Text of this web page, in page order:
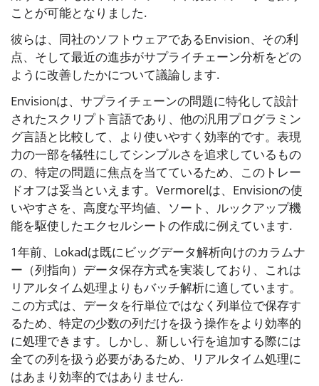
ことが可能となりました.
彼らは、同社のソフトウェアであるEnvision、その利
点、そして最近の進歩がサプライチェーン分析をどの
ように改善したかについて議論します.
Envisionは、サプライチェーンの問題に特化して設計
されたスクリプト言語であり、他の汎用プログラミン
グ言語と比較して、より使いやすく効率的です。表現
力の一部を犠牲にしてシンプルさを追求しているもの
の、特定の問題に焦点を当てているため、このトレー
ドオフは妥当といえます。Vermorelは、Envisionの使
いやすさを、高度な平均値、ソート、ルックアップ機
能を駆使したエクセルシートの作成に例えています.
1年前、Lokadは既にビッグデータ解析向けのカラムナ
ー（列指向）データ保存方式を実装しており、これは
リアルタイム処理よりもバッチ解析に適しています。
この方式は、データを行単位ではなく列単位で保存す
るため、特定の少数の列だけを扱う操作をより効率的
に処理できます。しかし、新しい行を追加する際には
全ての列を扱う必要があるため、リアルタイム処理に
はあまり効率的ではありません.